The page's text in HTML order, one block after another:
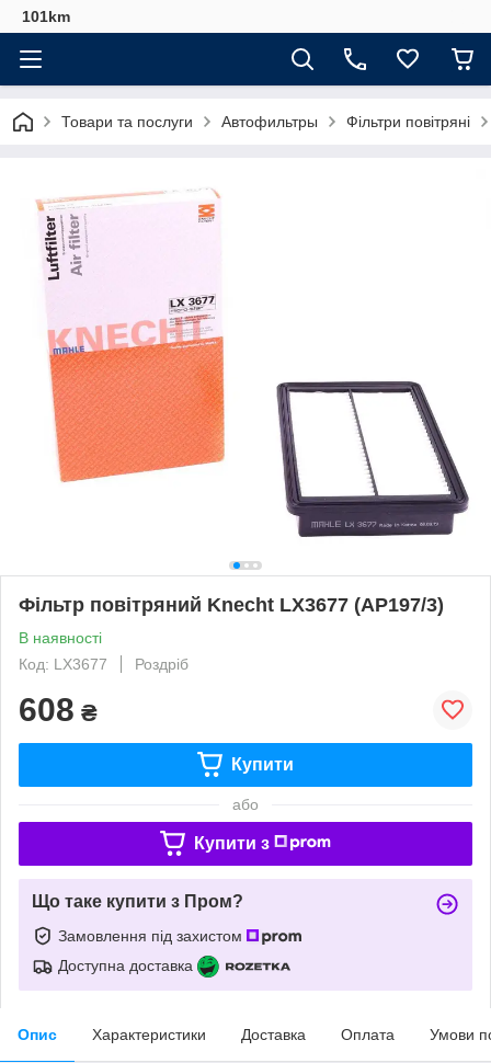
101km
Товари та послуги Автофильтры Фільтри повітряні
Фільтр повітряний Knecht LX3677 (AP197/3)
В наявності
Код: LX3677
Роздріб
608 ₴
Купити
або
Купити з
Що таке купити з Пром?
Замовлення під захистом
Доступна доставка
Опис Характеристики Доставка Оплата Умови